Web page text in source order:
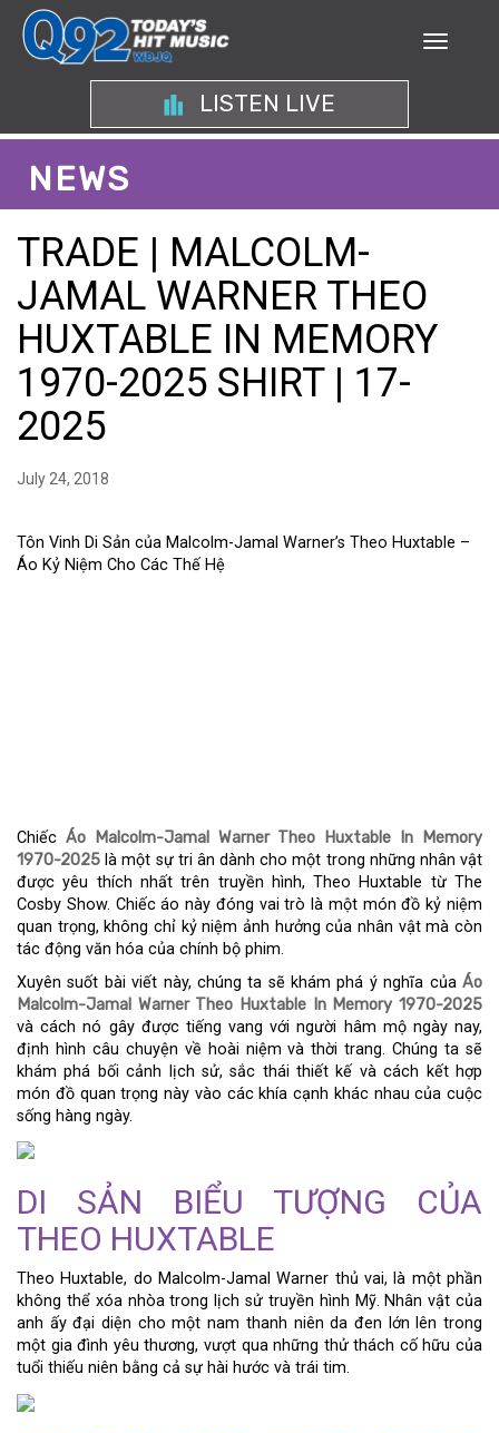
LISTEN LIVE
NEWS
TRADE | MALCOLM-
JAMAL WARNER THEO
HUXTABLE IN MEMORY
1970-2025 SHIRT | 17-
2025
July 24, 2018
Tôn Vinh Di Sản của Malcolm-Jamal Warner’s Theo Huxtable –
Áo Kỷ Niệm Cho Các Thế Hệ
Chiếc Áo Malcolm-Jamal Warner Theo Huxtable In Memory
1970-2025 là một sự tri ân dành cho một trong những nhân vật
được yêu thích nhất trên truyền hình, Theo Huxtable từ The
Cosby Show. Chiếc áo này đóng vai trò là một món đồ kỷ niệm
quan trọng, không chỉ kỷ niệm ảnh hưởng của nhân vật mà còn
tác động văn hóa của chính bộ phim.
Xuyên suốt bài viết này, chúng ta sẽ khám phá ý nghĩa của Áo
Malcolm-Jamal Warner Theo Huxtable In Memory 1970-2025
và cách nó gây được tiếng vang với người hâm mộ ngày nay,
định hình câu chuyện về hoài niệm và thời trang. Chúng ta sẽ
khám phá bối cảnh lịch sử, sắc thái thiết kế và cách kết hợp
món đồ quan trọng này vào các khía cạnh khác nhau của cuộc
sống hàng ngày.
DI SẢN BIỂU TƯỢNG CỦA
THEO HUXTABLE
Theo Huxtable, do Malcolm-Jamal Warner thủ vai, là một phần
không thể xóa nhòa trong lịch sử truyền hình Mỹ. Nhân vật của
anh ấy đại diện cho một nam thanh niên da đen lớn lên trong
một gia đình yêu thương, vượt qua những thử thách cố hữu của
tuổi thiếu niên bằng cả sự hài hước và trái tim.